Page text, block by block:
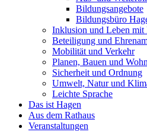
Bildungsangebote
Bildungsbüro
Inklusion und Leben mit
Beteiligung und
Mobilität und Verkehr
Planen, Bauen und
Sicherheit und Ordnung
Umwelt, Natur und
Leichte Sprache
Das ist Hagen
Aus dem Rathaus
Veranstaltungen